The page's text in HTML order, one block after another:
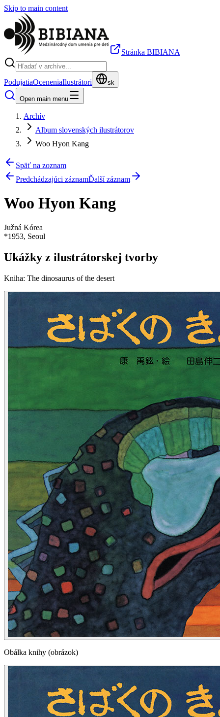
Skip to main content
Stránka BIBIANA
PodujatiaOceneniaIlustrátori sk
Open main menu
Archív
Album slovenských ilustrátorov
Woo Hyon Kang
Späť na zoznam
Predchádzajúci záznamĎalší záznam
Woo Hyon Kang
Južná Kórea
*1953, Seoul
Ukážky z ilustrátorskej tvorby
Kniha: The dinosaurus of the desert
Obálka knihy (obrázok)